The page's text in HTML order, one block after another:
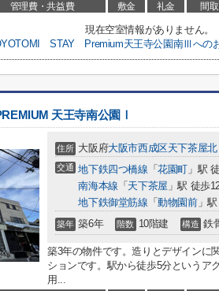
管理費・共益費 敷金 礼金 間取
現在空室情報がありません。
STAY Premium天王寺公園南Ⅲへの
天王寺南公園Ⅰ
住所 大阪府大阪市西成区天下茶屋北
交通 地下鉄四つ橋線 「花園町 」駅
南海本線 「 天下茶屋 」駅 徒歩
地下鉄御堂筋線 「動物園前」
築年 築6年 階数 10階建 構造 鉄
築3年の物件です。造りとデザインに
ションです。駅から徒歩5分というア
用...